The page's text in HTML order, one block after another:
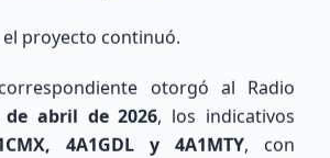
que se han unido a
a nivel nacional
0ubicados
el proyecto continuó.
otorgó al Radio
de abril de 2026, los indicativos
4A1GDL y 4A1MTY, con